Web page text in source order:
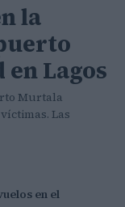
la
Lagos
Murtala
Las
en el